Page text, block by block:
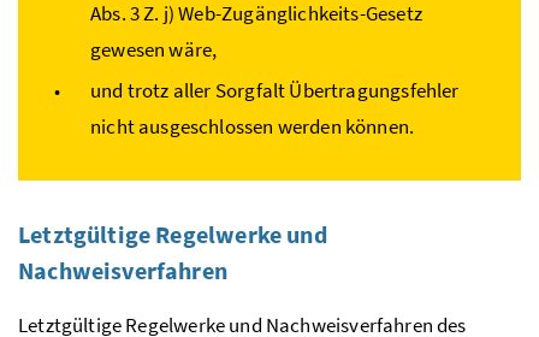
Abs. 3 Z. j) Web-Zugänglichkeits-Gesetz
gewesen wäre,
und trotz aller Sorgfalt Übertragungsfehler
nicht ausgeschlossen werden können.
Letztgültige Regelwerke und
Nachweisverfahren
Letztgültige Regelwerke und Nachweisverfahren des